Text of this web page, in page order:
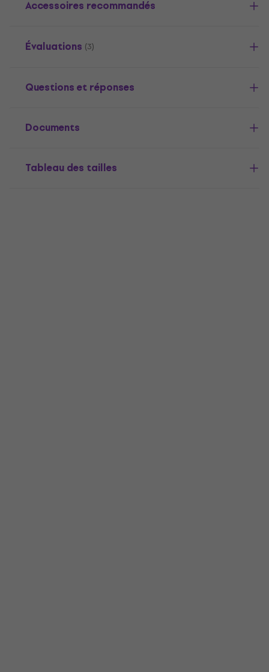
Accessoires recommandés
Évaluations (3)
Questions et réponses
Documents
Tableau des tailles